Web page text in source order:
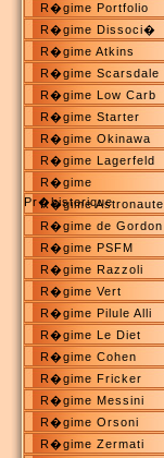
R�gime Portfolio
R�gime Dissoci�
R�gime Atkins
R�gime Scarsdale
R�gime Low Carb
R�gime Starter
R�gime Okinawa
R�gime Lagerfeld
R�gime
Pr�historique
R�gime Astronaute
R�gime de Gordon
R�gime PSFM
R�gime Razzoli
R�gime Vert
R�gime Pilule Alli
R�gime Le Diet
R�gime Cohen
R�gime Fricker
R�gime Messini
R�gime Orsoni
R�gime Zermati